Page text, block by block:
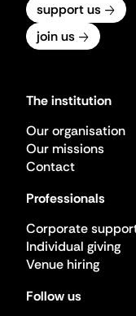
support us
join us
The institution
Our organisation
Our missions
Contact
Professionals
Corporate
Individual giving
Venue hiring
Follow us